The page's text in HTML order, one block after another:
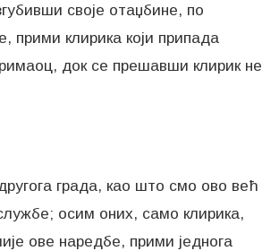
своје отаџбине, по
прими клирика који припада
док се прешавши клирик не
града, као што смо ово већ
осим оних, само клирика,
ове наредбе, прими једнога